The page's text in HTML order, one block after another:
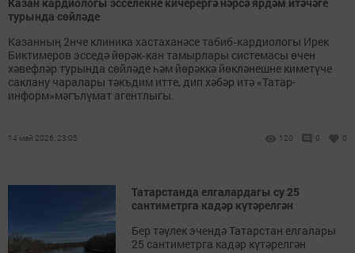
турында сөйләде
Казанның 2нче клиника хастаханәсе табиб‑кардиологы Ирек
Биктимеров эсседә йөрәк‑кан тамырлары системасы өчен
хәвефләр турында сөйләде һәм йөрәккә йөкләнешне киметүче
саклану чаралары тәкъдим итте, дип хәбәр итә «Татар-
информ»мәгълүмат агентлыгы.
14 май 2026, 23:05 120 0 0
Татарстанда елгалардагы су 25
сантиметрга кадәр күтәрелгән
Бер тәүлек эчендә Татарстан елгалары
25 сантиметрга кадәр күтәрелгән